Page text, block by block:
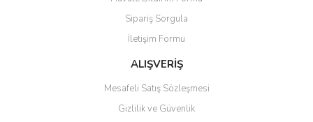
Ürün bilgilerinde hatalar bulunuyor.
Ürün fiyatı diğer sitelerden daha pahalı.
Bu ürüne benzer farklı alternatifler olmalı.
Sipariş Sorgula
İletişim Formu
ALIŞVERİŞ
Mesafeli Satış Sözleşmesi
Gizlilik ve Güvenlik